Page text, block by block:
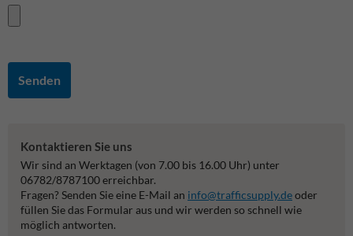
Senden
Kontaktieren Sie uns
Wir sind an Werktagen (von 7.00 bis 16.00 Uhr) unter
06782/8787100 erreichbar.
Fragen? Senden Sie eine E-Mail an info@trafficsupply.deoder
füllen Sie das Formular aus und wir werden so schnell wie
möglich antworten.